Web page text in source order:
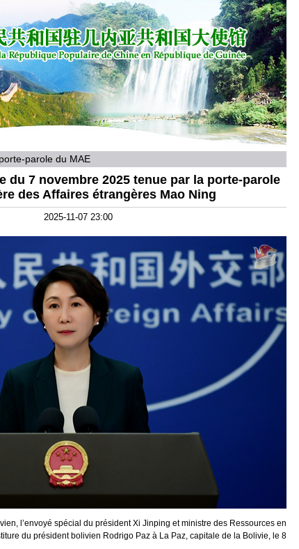
parole du MAE
du 7 novembre 2025 tenue par la porte-parole
des Affaires étrangères Mao Ning
2025-11-07 23:00
l’envoyé spécial du président Xi Jinping et ministre des Ressources en
du président bolivien Rodrigo Paz à La Paz, capitale de la Bolivie, le 8